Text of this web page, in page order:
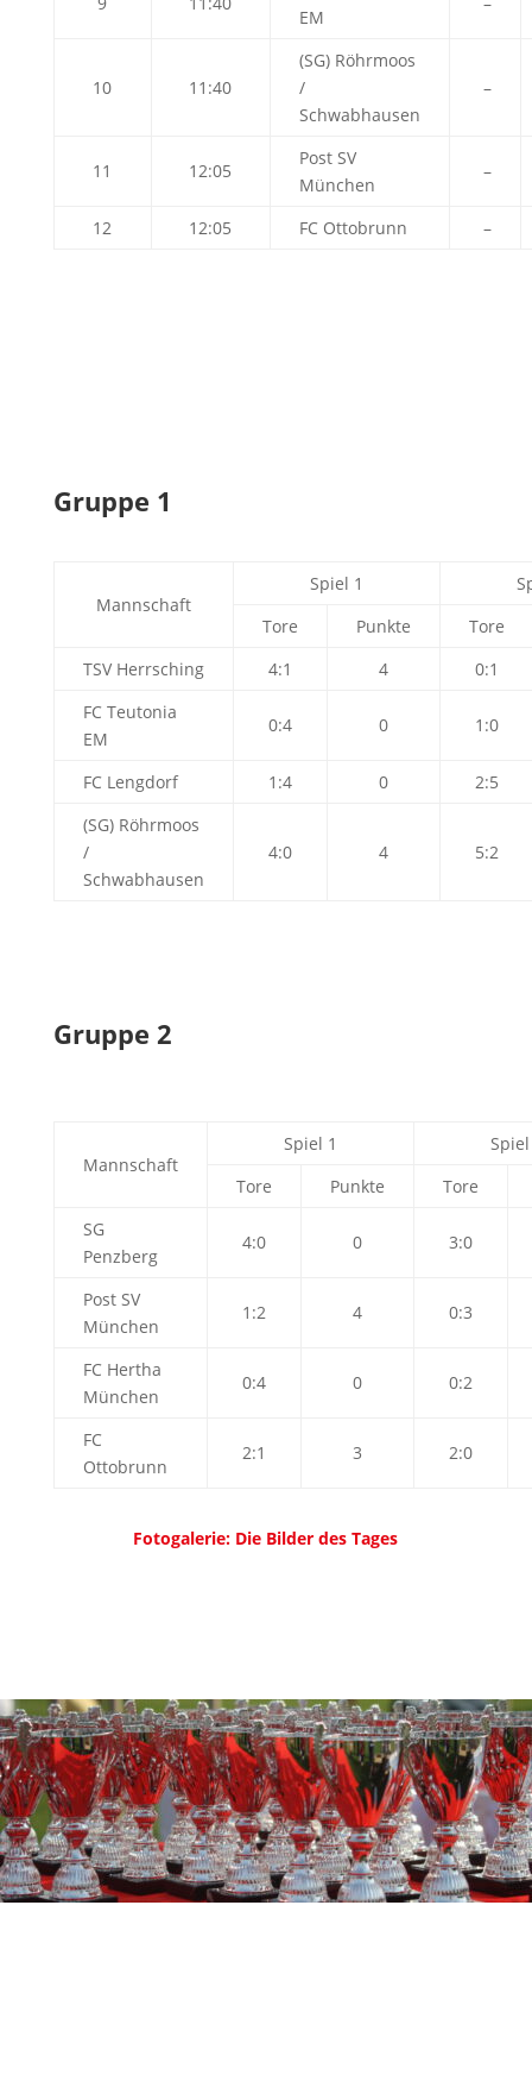
EM
10 11:40
(SG) Röhrmoos
/
Schwabhausen
–
11 12:05
Post SV
München
–
12 12:05 FC Ottobrunn –
Gruppe 1
Mannschaft
Spiel 1
Tore
Punkte
Tore
TSV Herrsching
4:1 4
0:1
FC Teutonia
EM
0:4 0 1:0
FC Lengdorf 1:4 0
2:5
(SG) Röhrmoos
/
Schwabhausen
4:0 4 5:2
Gruppe 2
Mannschaft
Spiel 1
Tore
Punkte
Tore
SG
Penzberg
4:0 0 3:0
Post SV
München
1:2 4 0:3
FC Hertha
München
0:4 0 0:2
FC
Ottobrunn
2:1 3 2:0
Fotogalerie: Die Bilder des Tages